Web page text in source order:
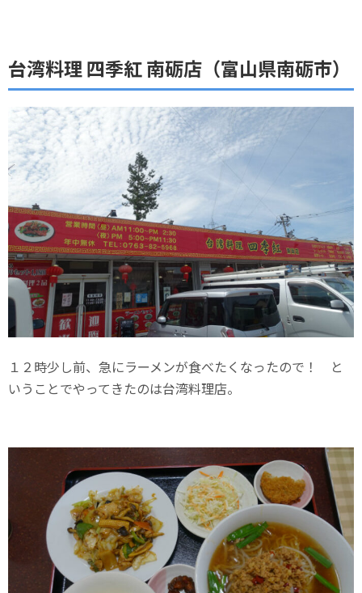
台湾料理 四季紅 南砺店（富山県南砺市）
１２時少し前、急にラーメンが食べたくなったので！ と
いうことでやってきたのは台湾料理店。